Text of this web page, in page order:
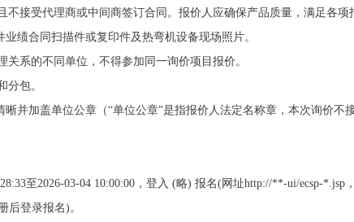
不接受代理商或中间商签订合同。报价人应确保产品质量，满足各
绩合同扫描件或复印件及热弯机设备现场照片。
系的不同单位，不得参加同一询价项目报价。
分包。
并加盖单位公章（“单位公章”是指报价人法定名称章，本次询价不
至2026-03-04 10:00:00，登入 (略) 报名(网址http://**-ui/ecsp-
后登录报名)。